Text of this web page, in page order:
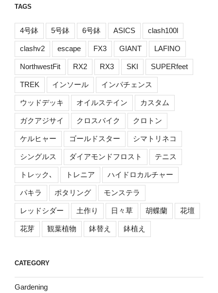
TAGS
4号鉢 5号鉢 6号鉢 ASICS clash100l
clashv2 escape FX3 GIANT LAFINO
NorthwestFit RX2 RX3 SKI SUPERfeet
TREK インソール インパチェンス
ウッドデッキ オイルステイン カスタム
ガクアジサイ クロスバイク クロトン
ケルヒャー ゴールドスター シマトリネコ
シングルス ダイアモンドフロスト テニス
トレック､ トレニア ハイドロカルチャー
パキラ ポタリング モンステラ
レッドシダー 土作り 日々草 胡蝶蘭 花壇
花芽 観葉植物 鉢替え 鉢植え
CATEGORY
Gardening